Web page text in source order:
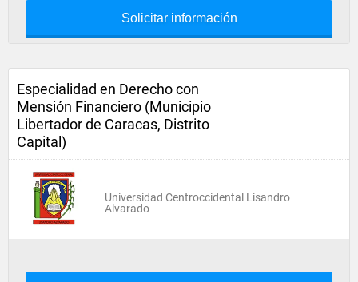
Solicitar información
Especialidad en Derecho con
Mensión Financiero (Municipio
Libertador de Caracas, Distrito
Capital)
Universidad Centroccidental Lisandro
Alvarado